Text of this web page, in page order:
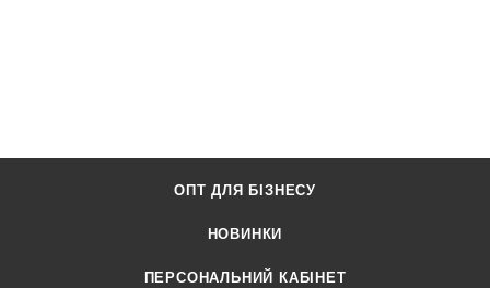
ОПТ ДЛЯ БІЗНЕСУ
НОВИНКИ
ПЕРСОНАЛЬНИЙ КАБІНЕТ